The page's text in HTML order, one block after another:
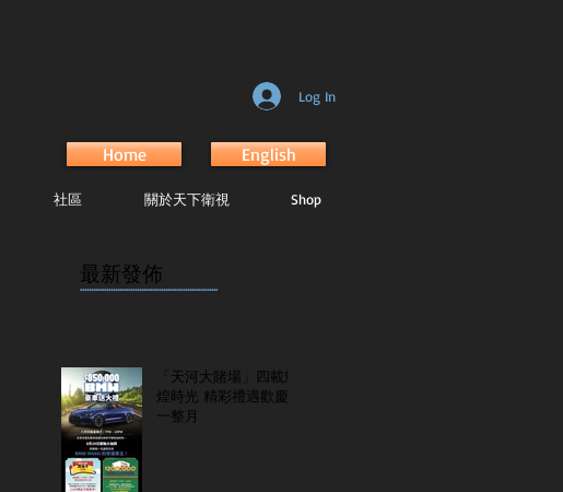
Log In
Home English
社區 關於天下衛視 Shop
最新發佈
...............................................................
「天河大賭場」四載輝
煌時光 精彩禮遇歡慶
一整月